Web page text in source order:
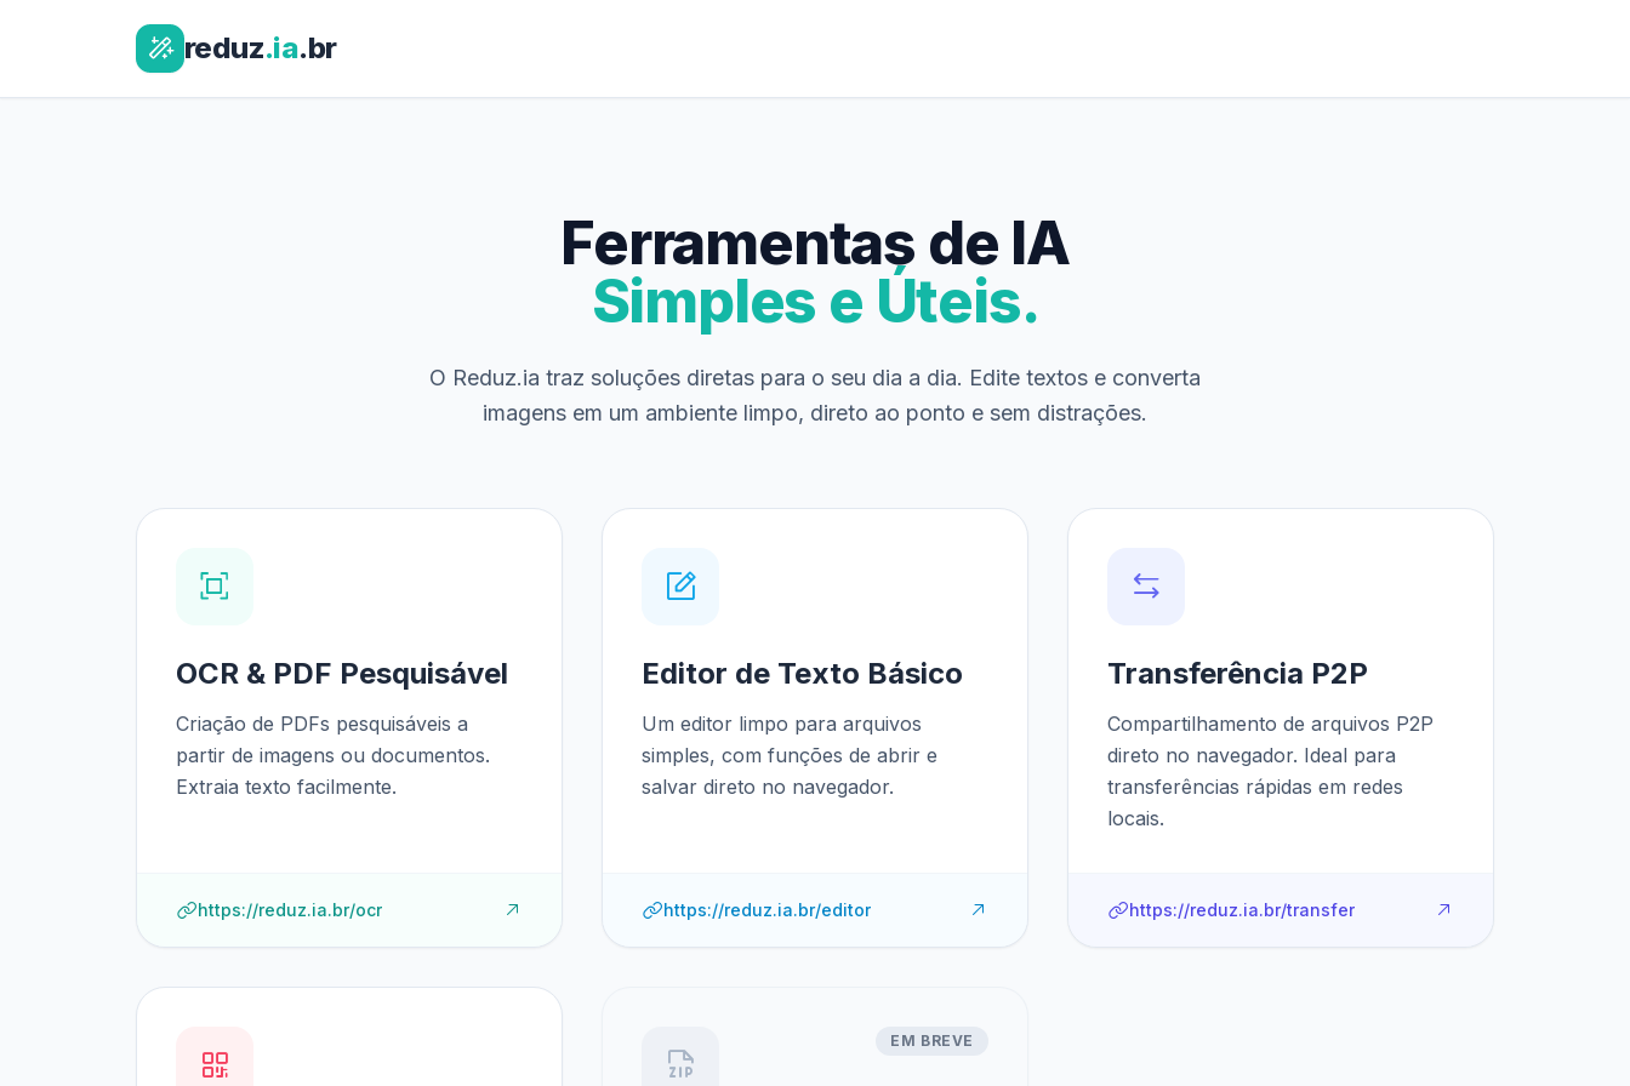
reduz.ia.br
Ferramentas de IA
Simples e Úteis.
O Reduz.ia traz soluções diretas para o seu dia a dia. Edite textos e converta
imagens em um ambiente limpo, direto ao ponto e sem distrações.
OCR & PDF Pesquisável
Criação de PDFs pesquisáveis a
partir de imagens ou documentos.
Extraia texto facilmente.
https://reduz.ia.br/ocr
Editor de Texto Básico
Um editor limpo para arquivos
simples, com funções de abrir e
salvar direto no navegador.
https://reduz.ia.br/editor
Transferência P2P
Compartilhamento de arquivos P2P
direto no navegador. Ideal para
transferências rápidas em redes
locais.
https://reduz.ia.br/transfer
EM BREVE